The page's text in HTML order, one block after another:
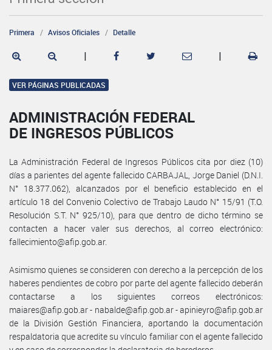
Primera Avisos Oficiales Detalle
| |
VER PÁGINAS PUBLICADAS
ADMINISTRACIÓN FEDERAL
DE INGRESOS PÚBLICOS
La Administración Federal de Ingresos Públicos cita por diez (10)
días a parientes del agente fallecido CARBAJAL, Jorge Daniel (D.N.I.
N° 18.377.062), alcanzados por el beneficio establecido en el
artículo 18 del Convenio Colectivo de Trabajo Laudo N° 15/91 (T.O.
Resolución S.T. N° 925/10), para que dentro de dicho término se
contacten a hacer valer sus derechos, al correo electrónico:
fallecimiento@afip.gob.ar.
Asimismo quienes se consideren con derecho a la percepción de los
haberes pendientes de cobro por parte del agente fallecido deberán
contactarse a los siguientes correos electrónicos:
maiares@afip.gob.ar - nabalde@afip.gob.ar - apinieyro@afip.gob.ar
de la División Gestión Financiera, aportando la documentación
respaldatoria que acredite su vínculo familiar con el agente fallecido